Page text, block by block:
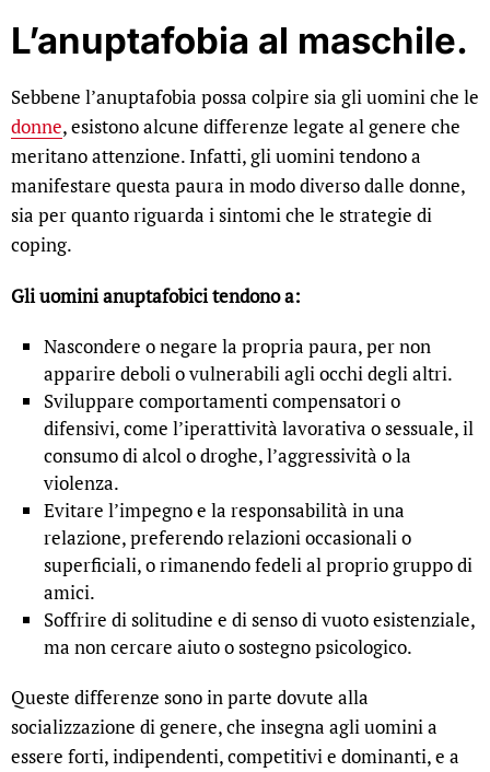
L’anuptafobia al maschile.
Sebbene l’anuptafobia possa colpire sia gli uomini che le
donne, esistono alcune differenze legate al genere che
meritano attenzione. Infatti, gli uomini tendono a
manifestare questa paura in modo diverso dalle donne,
sia per quanto riguarda i sintomi che le strategie di
coping.
Gli uomini anuptafobici tendono a:
Nascondere o negare la propria paura, per non
apparire deboli o vulnerabili agli occhi degli altri.
Sviluppare comportamenti compensatori o
difensivi, come l’iperattività lavorativa o sessuale, il
consumo di alcol o droghe, l’aggressività o la
violenza.
Evitare l’impegno e la responsabilità in una
relazione, preferendo relazioni occasionali o
superficiali, o rimanendo fedeli al proprio gruppo di
amici.
Soffrire di solitudine e di senso di vuoto esistenziale,
ma non cercare aiuto o sostegno psicologico.
Queste differenze sono in parte dovute alla
socializzazione di genere, che insegna agli uomini a
essere forti, indipendenti, competitivi e dominanti, e a